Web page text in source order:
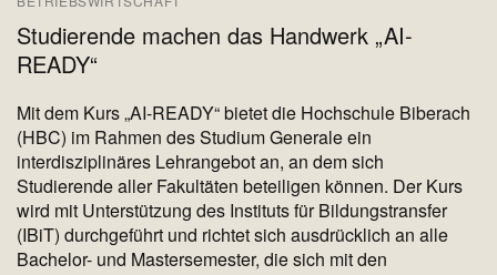
Studierende machen das Handwerk „AI-
READY“
Mit dem Kurs „AI-READY“ bietet die Hochschule Biberach
(HBC) im Rahmen des Studium Generale ein
interdisziplinäres Lehrangebot an, an dem sich
Studierende aller Fakultäten beteiligen können. Der Kurs
wird mit Unterstützung des Instituts für Bildungstransfer
(IBiT) durchgeführt und richtet sich ausdrücklich an alle
Bachelor- und Mastersemester, die sich mit den